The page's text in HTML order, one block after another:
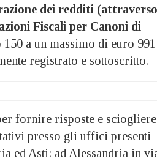
dei redditi (attraverso
Fiscali per Canoni di
a un massimo di euro
registrato e sottoscritto.
fornire risposte e sciogliere
presso gli uffici presenti
ed Asti: ad Alessandria in